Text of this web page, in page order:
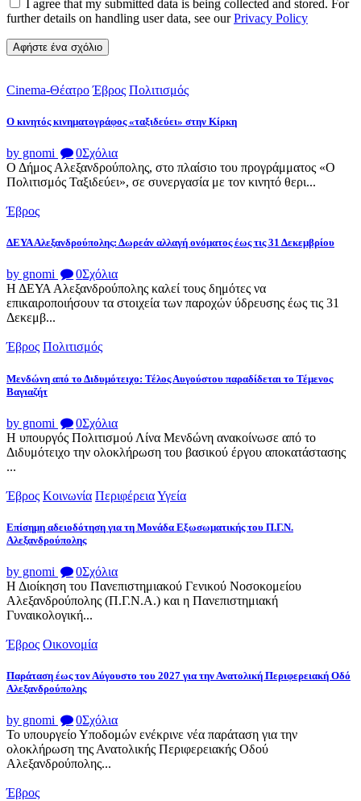
I agree that my submitted data is being collected and stored. For
further details on handling user data, see ourPrivacy Policy
Cinema-Θέατρο Έβρος Πολιτισμός
Ο κινητός κινηματογράφος «ταξιδεύει» στην Κίρκη
by gnomi 0Σχόλια
Ο Δήμος Αλεξανδρούπολης, στο πλαίσιο του προγράμματος «Ο
Πολιτισμός Ταξιδεύει», σε συνεργασία με τον κινητό θερι...
Έβρος
ΔΕΥΑ Αλεξανδρούπολης: Δωρεάν αλλαγή ονόματος έως τις 31 Δεκεμβρίου
by gnomi 0Σχόλια
Η ΔΕΥΑ Αλεξανδρούπολης καλεί τους δημότες να
επικαιροποιήσουν τα στοιχεία των παροχών ύδρευσης έως τις 31
Δεκεμβ...
Έβρος Πολιτισμός
Μενδώνη από το Διδυμότειχο: Τέλος Αυγούστου παραδίδεται το Τέμενος
Βαγιαζήτ
by gnomi 0Σχόλια
Η υπουργός Πολιτισμού Λίνα Μενδώνη ανακοίνωσε από το
Διδυμότειχο την ολοκλήρωση του βασικού έργου αποκατάστασης
...
Έβρος Κοινωνία ΠεριφέρειαΥγεία
Επίσημη αδειοδότηση για τη Μονάδα Εξωσωματικής του Π.Γ.Ν.
Αλεξανδρούπολης
by gnomi 0Σχόλια
Η Διοίκηση του Πανεπιστημιακού Γενικού Νοσοκομείου
Αλεξανδρούπολης (Π.Γ.Ν.Α.) και η Πανεπιστημιακή
Γυναικολογική...
Έβρος Οικονομία
Παράταση έως τον Αύγουστο του 2027 για την Ανατολική Περιφερειακή Οδό
Αλεξανδρούπολης
by gnomi 0Σχόλια
Το υπουργείο Υποδομών ενέκρινε νέα παράταση για την
ολοκλήρωση της Ανατολικής Περιφερειακής Οδού
Αλεξανδρούπολης...
Έβρος